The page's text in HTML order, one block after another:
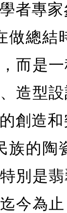
者專
做總結
而是
造型
創造
族的陶
別是
今為